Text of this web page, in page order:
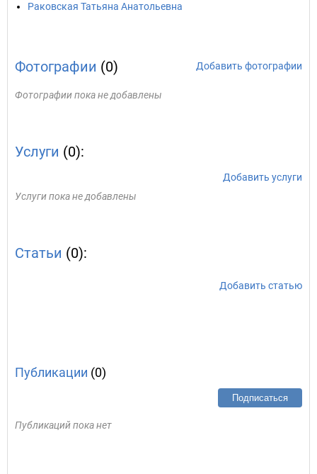
Раковская Татьяна Анатольевна
Фотографии (0) Добавить фотографии
Фотографии пока не добавлены
Услуги (0):
Добавить услуги
Услуги пока не добавлены
Статьи (0):
Добавить статью
Публикации (0)
Подписаться
Публикаций пока нет